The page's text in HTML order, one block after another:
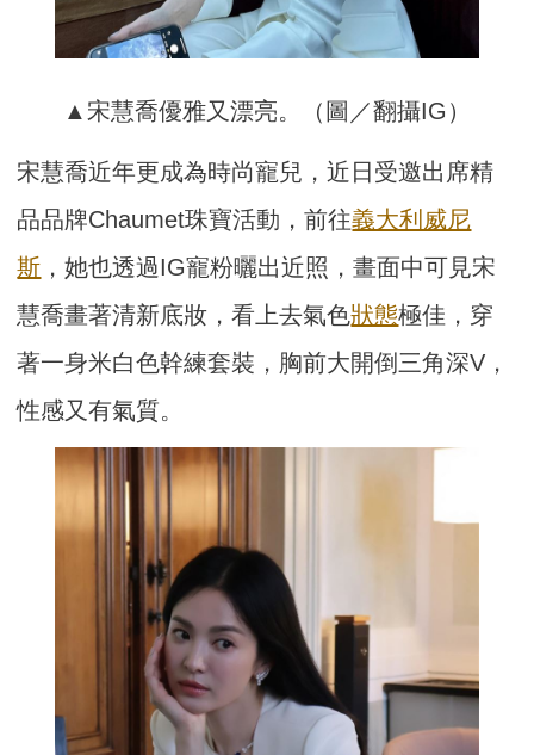
▲宋慧喬優雅又漂亮。（圖／翻攝IG）
宋慧喬近年更成為時尚寵兒，近日受邀出席精
品品牌Chaumet珠寶活動，前往義大利威尼
斯 ，她也透過IG寵粉曬出近照，畫面中可見宋
慧喬畫著清新底妝，看上去氣色狀態極佳，穿
著一身米白色幹練套裝，胸前大開倒三角深V，
性感又有氣質。